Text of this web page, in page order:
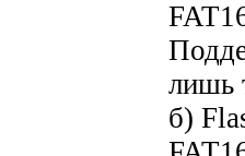
лишь
б)